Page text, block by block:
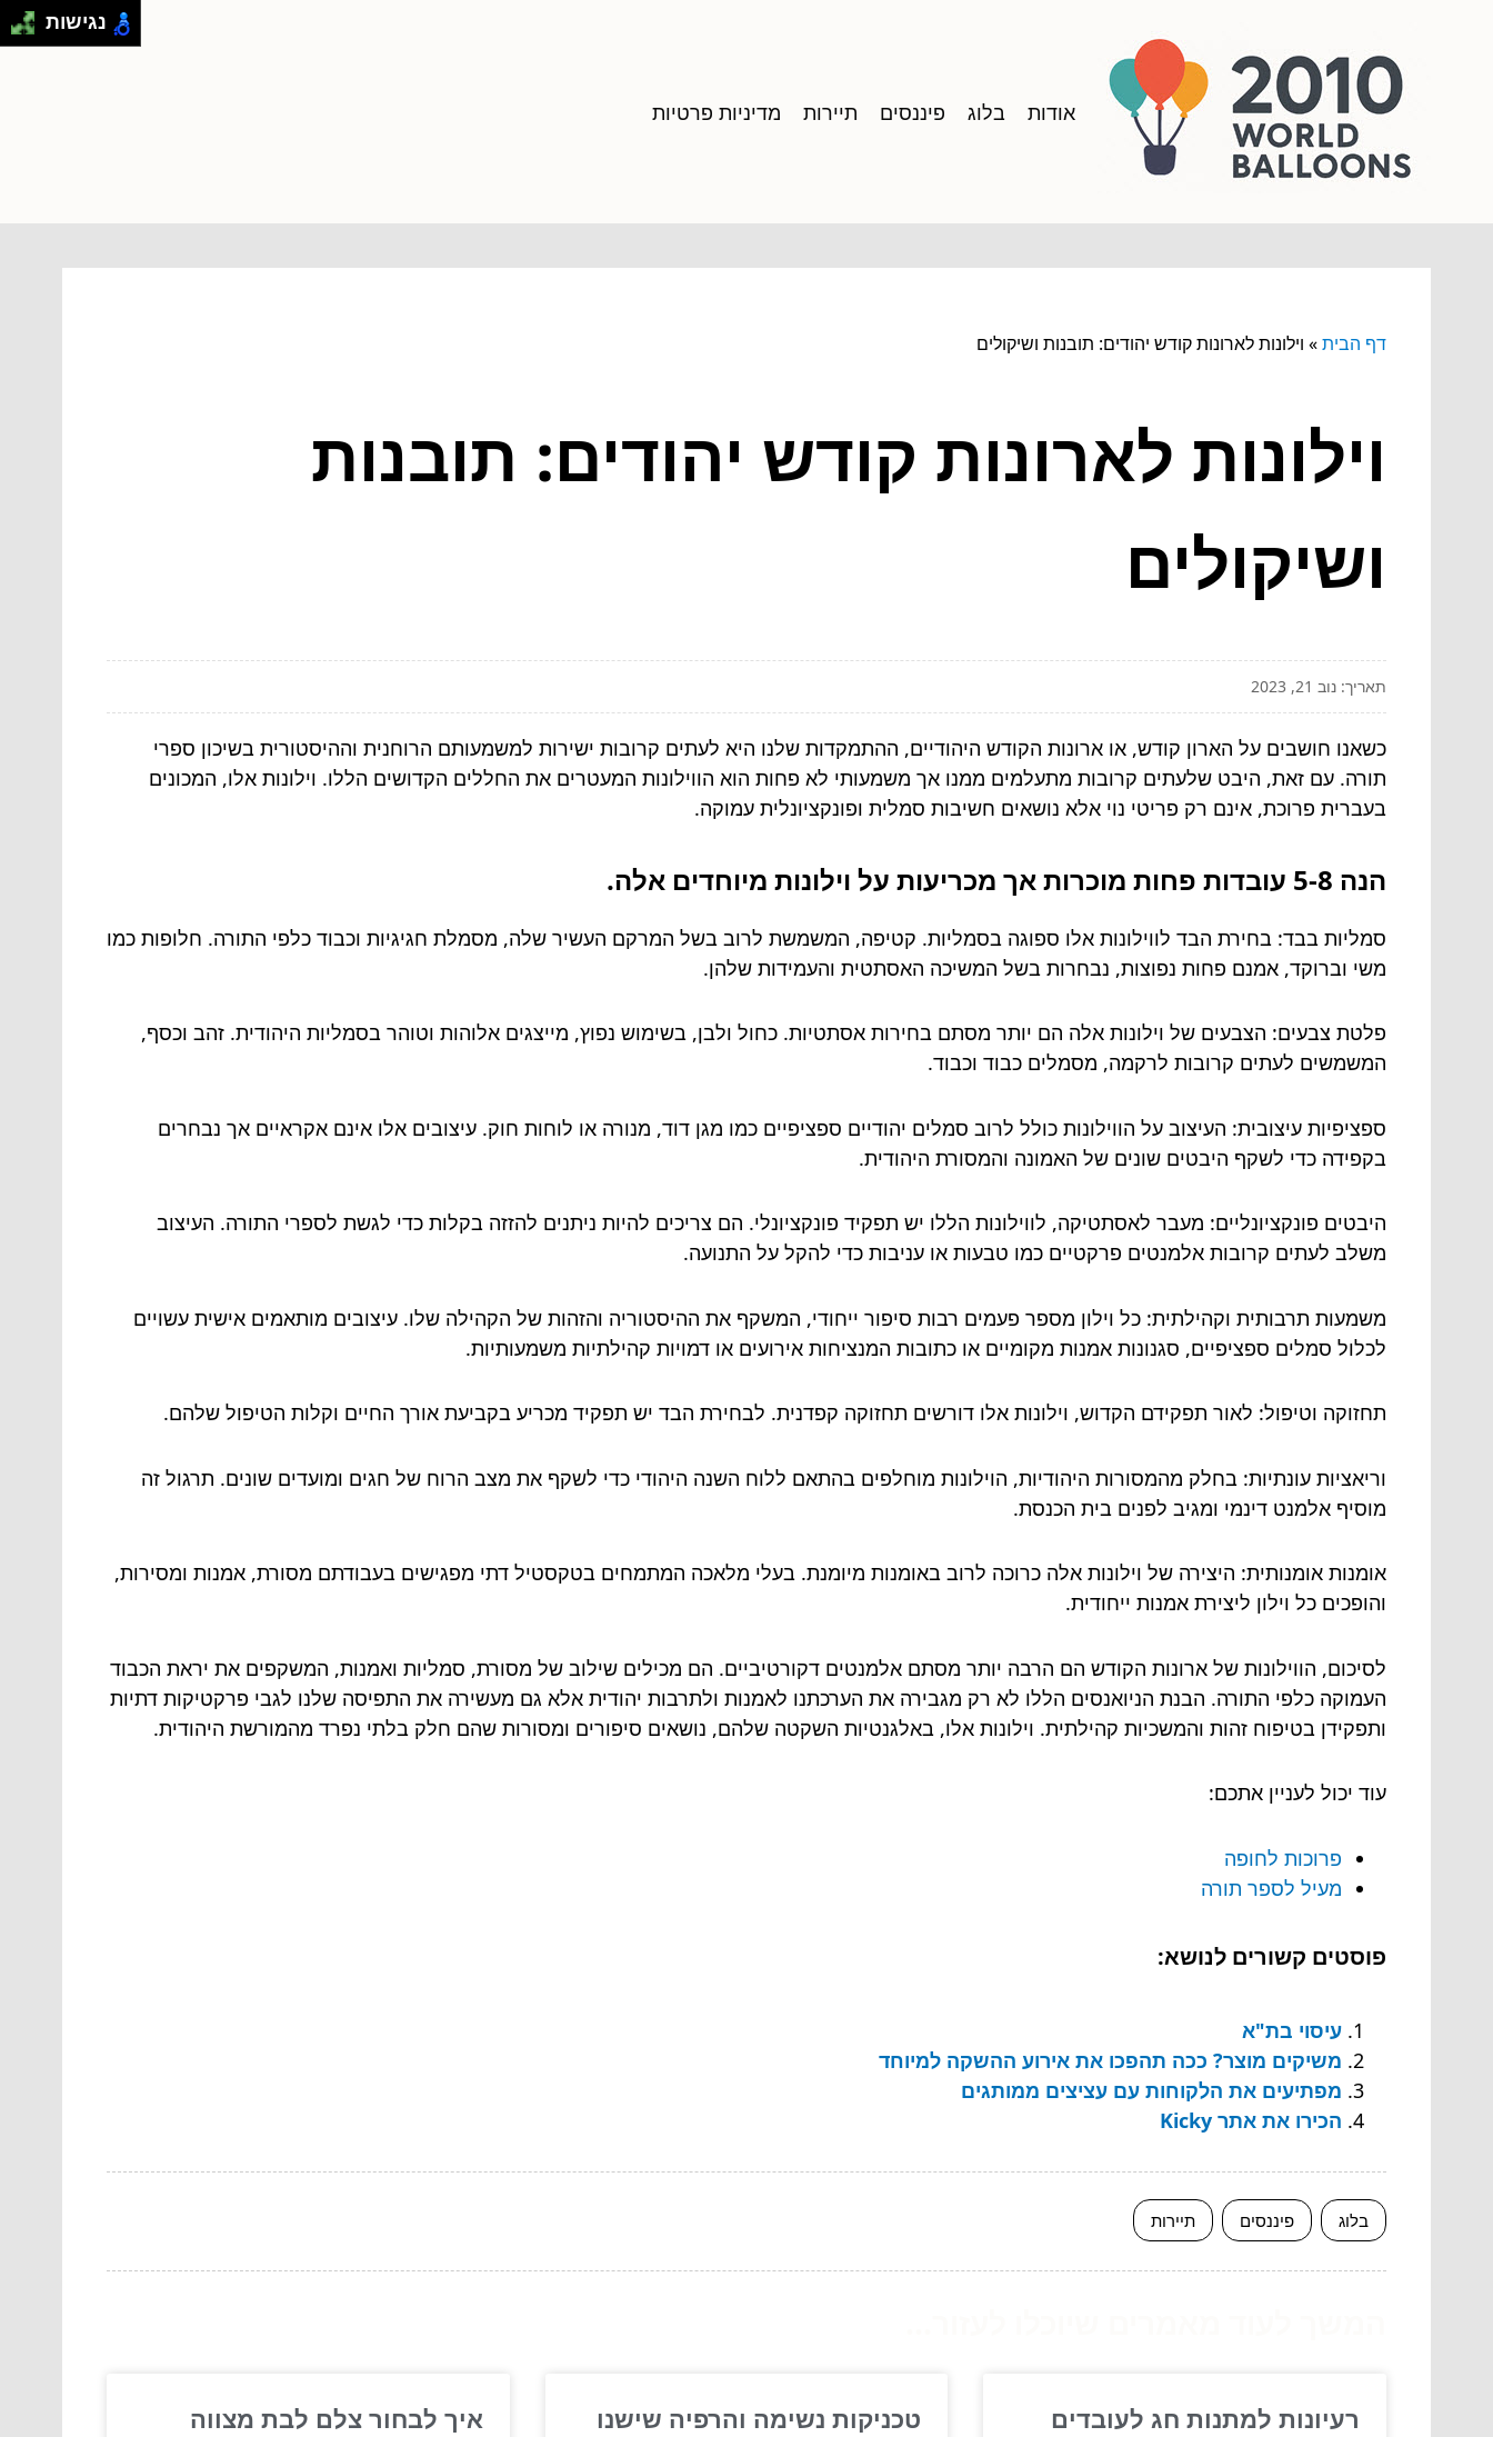
אודות בלוג פיננסים תיירות מדיניות פרטיות
דף הבית» וילונות לארונות קודש יהודים: תובנות ושיקולים
וילונות לארונות קודש יהודים: תובנות
ושיקולים
תאריך: נוב 21, 2023
כשאנו חושבים על הארון קודש, או ארונות הקודש היהודיים, ההתמקדות שלנו היא לעתים קרובות ישירות למשמעותם הרוחנית וההיסטורית בשיכון ספרי
תורה. עם זאת, היבט שלעתים קרובות מתעלמים ממנו אך משמעותי לא פחות הוא הווילונות המעטרים את החללים הקדושים הללו. וילונות אלו, המכונים
בעברית פרוכת, אינם רק פריטי נוי אלא נושאים חשיבות סמלית ופונקציונלית עמוקה.
הנה 5-8 עובדות פחות מוכרות אך מכריעות על וילונות מיוחדים אלה.
סמליות בבד: בחירת הבד לווילונות אלו ספוגה בסמליות. קטיפה, המשמשת לרוב בשל המרקם העשיר שלה, מסמלת חגיגיות וכבוד כלפי התורה. חלופות כמו
משי וברוקד, אמנם פחות נפוצות, נבחרות בשל המשיכה האסתטית והעמידות שלהן.
פלטת צבעים: הצבעים של וילונות אלה הם יותר מסתם בחירות אסתטיות. כחול ולבן, בשימוש נפוץ, מייצגים אלוהות וטוהר בסמליות היהודית. זהב וכסף,
המשמשים לעתים קרובות לרקמה, מסמלים כבוד וכבוד.
ספציפיות עיצובית: העיצוב על הווילונות כולל לרוב סמלים יהודיים ספציפיים כמו מגן דוד, מנורה או לוחות חוק. עיצובים אלו אינם אקראיים אך נבחרים
בקפידה כדי לשקף היבטים שונים של האמונה והמסורת היהודית.
היבטים פונקציונליים: מעבר לאסתטיקה, לווילונות הללו יש תפקיד פונקציונלי. הם צריכים להיות ניתנים להזזה בקלות כדי לגשת לספרי התורה. העיצוב
משלב לעתים קרובות אלמנטים פרקטיים כמו טבעות או עניבות כדי להקל על התנועה.
משמעות תרבותית וקהילתית: כל וילון מספר פעמים רבות סיפור ייחודי, המשקף את ההיסטוריה והזהות של הקהילה שלו. עיצובים מותאמים אישית עשויים
לכלול סמלים ספציפיים, סגנונות אמנות מקומיים או כתובות המנציחות אירועים או דמויות קהילתיות משמעותיות.
תחזוקה וטיפול: לאור תפקידם הקדוש, וילונות אלו דורשים תחזוקה קפדנית. לבחירת הבד יש תפקיד מכריע בקביעת אורך החיים וקלות הטיפול שלהם.
וריאציות עונתיות: בחלק מהמסורות היהודיות, הוילונות מוחלפים בהתאם ללוח השנה היהודי כדי לשקף את מצב הרוח של חגים ומועדים שונים. תרגול זה
מוסיף אלמנט דינמי ומגיב לפנים בית הכנסת.
אומנות אומנותית: היצירה של וילונות אלה כרוכה לרוב באומנות מיומנת. בעלי מלאכה המתמחים בטקסטיל דתי מפגישים בעבודתם מסורת, אמנות ומסירות,
והופכים כל וילון ליצירת אמנות ייחודית.
לסיכום, הווילונות של ארונות הקודש הם הרבה יותר מסתם אלמנטים דקורטיביים. הם מכילים שילוב של מסורת, סמליות ואמנות, המשקפים את יראת הכבוד
העמוקה כלפי התורה. הבנת הניואנסים הללו לא רק מגבירה את הערכתנו לאמנות ולתרבות יהודית אלא גם מעשירה את התפיסה שלנו לגבי פרקטיקות דתיות
ותפקידן בטיפוח זהות והמשכיות קהילתית. וילונות אלו, באלגנטיות השקטה שלהם, נושאים סיפורים ומסורות שהם חלק בלתי נפרד מהמורשת היהודית.
עוד יכול לעניין אתכם:
פרוכות לחופה
מעיל לספר תורה
פוסטים קשורים לנושא:
עיסוי בת"א
משיקים מוצר? ככה תהפכו את אירוע ההשקה למיוחד
מפתיעים את הלקוחות עם עציצים ממותגים
הכירו את אתר Kicky
בלוג פיננסים תיירות
רעיונות למתנות חג לעובדים
טכניקות נשימה והרפיה שישנו
איך לבחור צלם לבת מצווה
נגישות